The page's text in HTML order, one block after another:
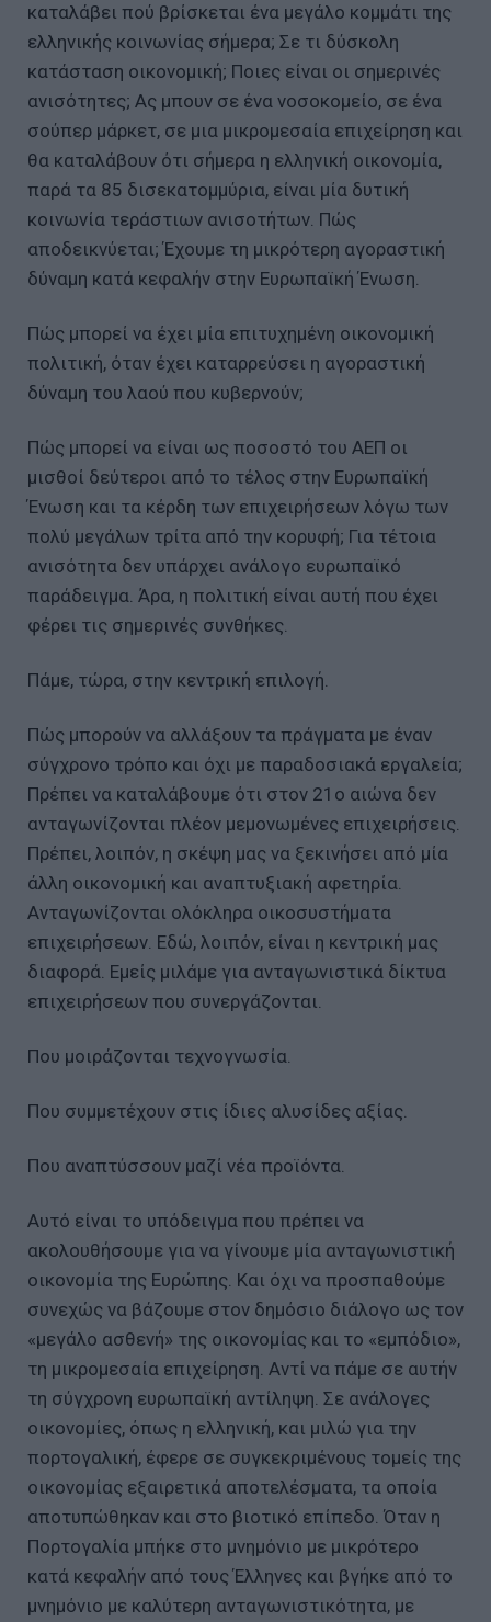
καταλάβει πού βρίσκεται ένα μεγάλο κομμάτι της
ελληνικής κοινωνίας σήμερα; Σε τι δύσκολη
κατάσταση οικονομική; Ποιες είναι οι σημερινές
ανισότητες; Ας μπουν σε ένα νοσοκομείο, σε ένα
σούπερ μάρκετ, σε μια μικρομεσαία επιχείρηση και
θα καταλάβουν ότι σήμερα η ελληνική οικονομία,
παρά τα 85 δισεκατομμύρια, είναι μία δυτική
κοινωνία τεράστιων ανισοτήτων. Πώς
αποδεικνύεται; Έχουμε τη μικρότερη αγοραστική
δύναμη κατά κεφαλήν στην Ευρωπαϊκή Ένωση.
Πώς μπορεί να έχει μία επιτυχημένη οικονομική
πολιτική, όταν έχει καταρρεύσει η αγοραστική
δύναμη του λαού που κυβερνούν;
Πώς μπορεί να είναι ως ποσοστό του ΑΕΠ οι
μισθοί δεύτεροι από το τέλος στην Ευρωπαϊκή
Ένωση και τα κέρδη των επιχειρήσεων λόγω των
πολύ μεγάλων τρίτα από την κορυφή; Για τέτοια
ανισότητα δεν υπάρχει ανάλογο ευρωπαϊκό
παράδειγμα. Άρα, η πολιτική είναι αυτή που έχει
φέρει τις σημερινές συνθήκες.
Πάμε, τώρα, στην κεντρική επιλογή.
Πώς μπορούν να αλλάξουν τα πράγματα με έναν
σύγχρονο τρόπο και όχι με παραδοσιακά εργαλεία;
Πρέπει να καταλάβουμε ότι στον 21ο αιώνα δεν
ανταγωνίζονται πλέον μεμονωμένες επιχειρήσεις.
Πρέπει, λοιπόν, η σκέψη μας να ξεκινήσει από μία
άλλη οικονομική και αναπτυξιακή αφετηρία.
Ανταγωνίζονται ολόκληρα οικοσυστήματα
επιχειρήσεων. Εδώ, λοιπόν, είναι η κεντρική μας
διαφορά. Εμείς μιλάμε για ανταγωνιστικά δίκτυα
επιχειρήσεων που συνεργάζονται.
Που μοιράζονται τεχνογνωσία.
Που συμμετέχουν στις ίδιες αλυσίδες αξίας.
Που αναπτύσσουν μαζί νέα προϊόντα.
Αυτό είναι το υπόδειγμα που πρέπει να
ακολουθήσουμε για να γίνουμε μία ανταγωνιστική
οικονομία της Ευρώπης. Και όχι να προσπαθούμε
συνεχώς να βάζουμε στον δημόσιο διάλογο ως τον
«μεγάλο ασθενή» της οικονομίας και το «εμπόδιο»,
τη μικρομεσαία επιχείρηση. Αντί να πάμε σε αυτήν
τη σύγχρονη ευρωπαϊκή αντίληψη. Σε ανάλογες
οικονομίες, όπως η ελληνική, και μιλώ για την
πορτογαλική, έφερε σε συγκεκριμένους τομείς της
οικονομίας εξαιρετικά αποτελέσματα, τα οποία
αποτυπώθηκαν και στο βιοτικό επίπεδο. Όταν η
Πορτογαλία μπήκε στο μνημόνιο με μικρότερο
κατά κεφαλήν από τους Έλληνες και βγήκε από το
μνημόνιο με καλύτερη ανταγωνιστικότητα, με